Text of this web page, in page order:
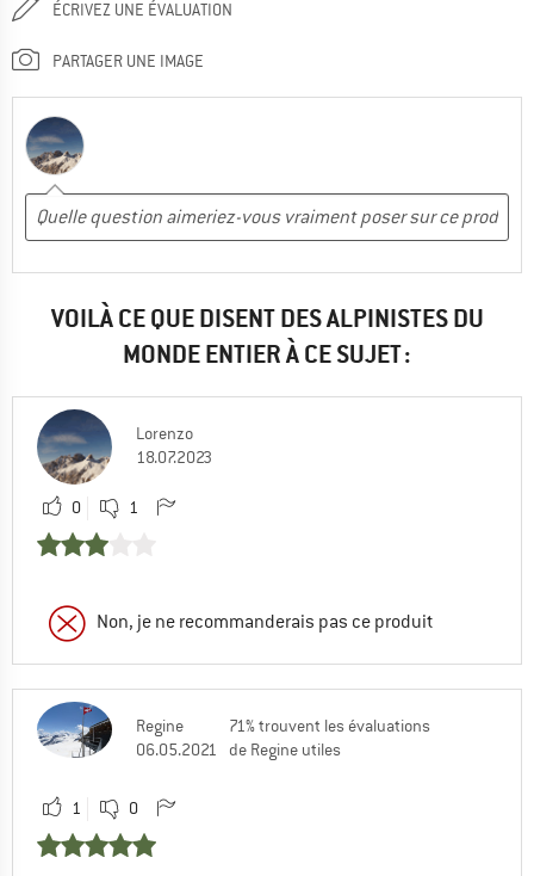
ÉCRIVEZ UNE ÉVALUATION
PARTAGER UNE IMAGE
VOILÀ CE QUE DISENT DES ALPINISTES DU
MONDE ENTIER À CE SUJET :
Lorenzo
18.07.2023
0 1
Non, je ne recommanderais pas ce produit
Regine
06.05.2021
71% trouvent les évaluations
de Regine utiles
1 0